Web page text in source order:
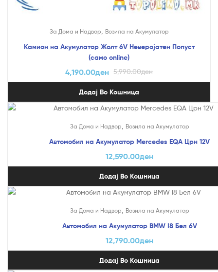
За Дома и Надвор Возила на Акумулатор
Камион на Акумулатор Жолт 6V Неверојатен Попуст
(само online)
5,990.00ден
4,190.00ден
Додај Во Кошница
За Дома и Надвор Возила на Акумулатор
Автомобил на Акумулатор Mercedes EQA Црн 12V
12,590.00ден
Додај Во Кошница
За Дома и Надвор Возила на Акумулатор
Автомобил на Акумулатор BMW I8 Бел 6V
12,790.00ден
Додај Во Кошница